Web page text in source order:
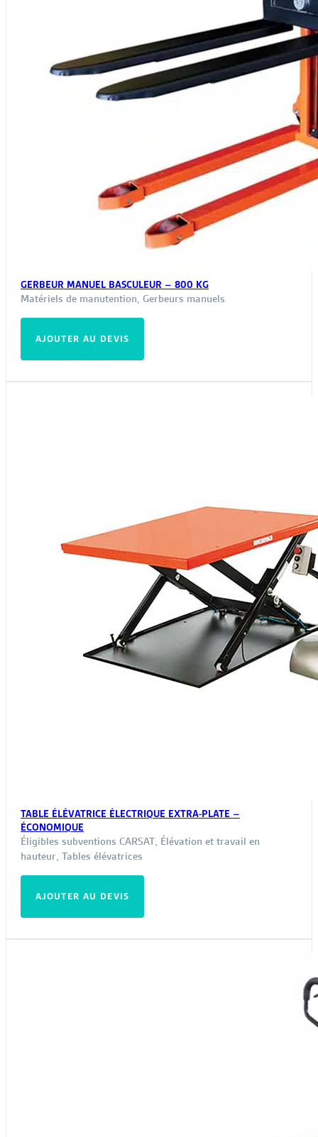
GERBEUR MANUEL BASCULEUR – 800 KG
Matériels de manutention, Gerbeurs manuels
AJOUTER AU DEVIS
TABLE ÉLÉVATRICE ÉLECTRIQUE EXTRA-PLATE –
ÉCONOMIQUE
Éligibles subventions CARSAT, Élévation et travail en
hauteur, Tables élévatrices
AJOUTER AU DEVIS